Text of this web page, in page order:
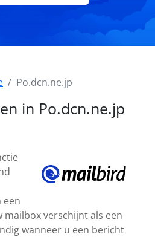
Po.dcn.ne.jp
in Po.dcn.ne.jp
een
mailbox verschijnt als een
wanneer u een bericht